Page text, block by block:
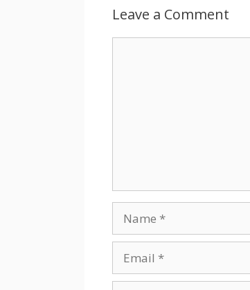
Leave a Comment